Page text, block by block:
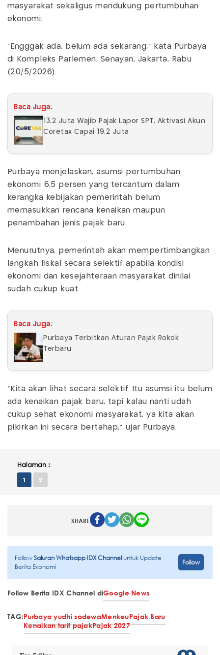
masyarakat sekaligus mendukung pertumbuhan
ekonomi.
"Engggak ada, belum ada sekarang," kata Purbaya
di Kompleks Parlemen, Senayan, Jakarta, Rabu
(20/5/2026).
Baca Juga:
13,2 Juta Wajib Pajak Lapor SPT, Aktivasi Akun
Coretax Capai 19,2 Juta
Purbaya menjelaskan, asumsi pertumbuhan
ekonomi 6,5 persen yang tercantum dalam
kerangka kebijakan pemerintah belum
memasukkan rencana kenaikan maupun
penambahan jenis pajak baru.
Menurutnya, pemerintah akan mempertimbangkan
langkah fiskal secara selektif apabila kondisi
ekonomi dan kesejahteraan masyarakat dinilai
sudah cukup kuat.
Baca Juga:
Purbaya Terbitkan Aturan Pajak Rokok
Terbaru
"Kita akan lihat secara selektif. Itu asumsi itu belum
ada kenaikan pajak baru, tapi kalau nanti udah
cukup sehat ekonomi masyarakat, ya kita akan
pikirkan ini secara bertahap," ujar Purbaya.
Halaman :
1 2
SHARE
FollowSaluran Whatsapp IDX Channeluntuk Update
Berita Ekonomi
Follow
Follow Berita IDX Channel diGoogle News
TAG:Purbaya yudhi sadewaMenkeuPajak Baru
Kenaikan tarif pajakPajak 2027